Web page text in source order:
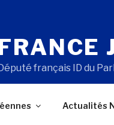
français ID du
Actualités